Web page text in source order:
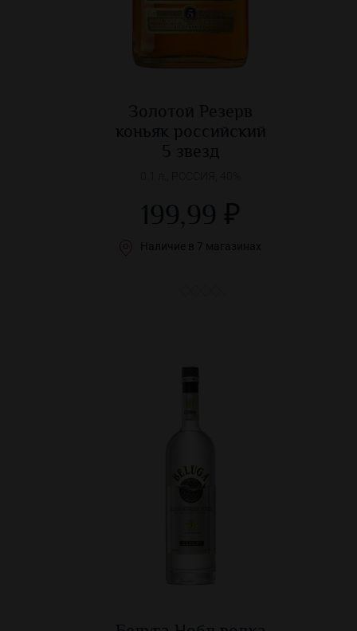
Золотой Резерв
коньяк российский
5 звезд
199,99 ₽
Наличие в 7 магазинах